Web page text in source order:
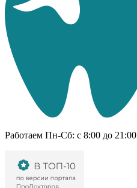
Работаем Пн-Cб: с 8:00 до 21:00